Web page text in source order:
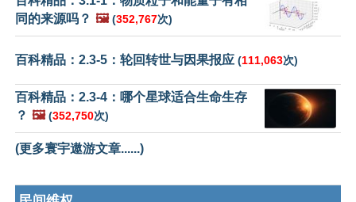
同的来源吗？ 🖼️ (352,767次)
百科精品：2.3-5：轮回转世与因果报应 (111,063次)
百科精品：2.3-4：哪个星球适合生命生存
？ 🖼️ (352,750次)
(更多寰宇遨游文章......)